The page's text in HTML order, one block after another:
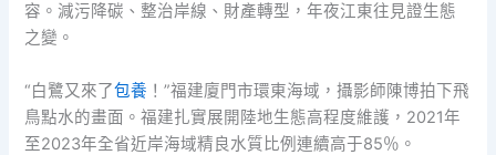
容。減污降碳、整治岸線、財產轉型，年夜江東往見證生態
之變。
“白鷺又來了包養 ！”福建廈門市環東海域，攝影師陳博拍下飛
鳥點水的畫面。福建扎實展開陸地生態高程度維護，2021年
至2023年全省近岸海域精良水質比例連續高于85％。